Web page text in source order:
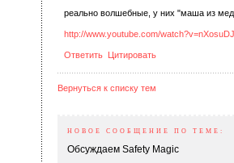
реально волшебные, у них "маша из
http://www.youtube.com/
Ответить Цитировать
Вернуться к списку тем
НОВОЕ СООБЩЕНИЕ ПО ТЕМЕ:
Обсуждаем Safety Magic